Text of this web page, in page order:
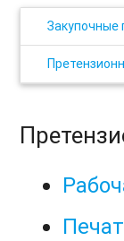
Закупочные